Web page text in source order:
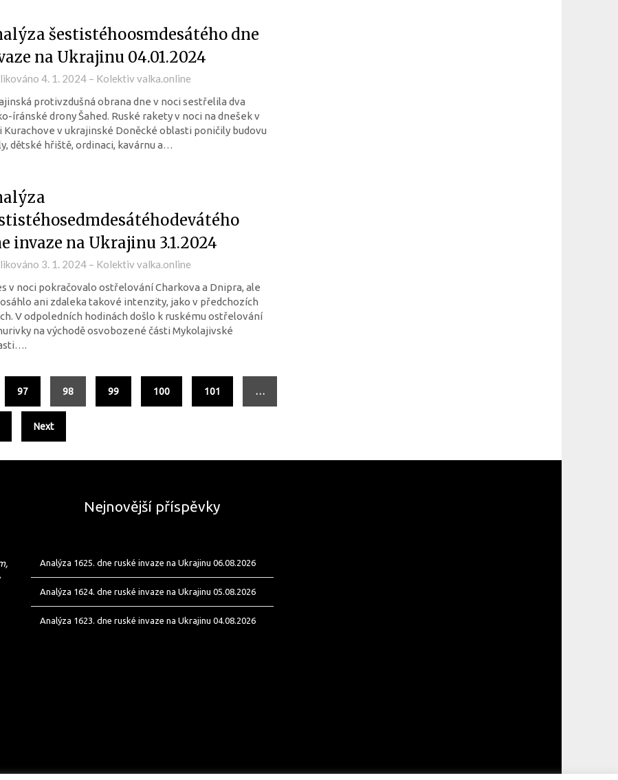
šestistéhoosmdesátého dne
na Ukrajinu 04.01.2024
4. 1. 2024– Kolektiv valka.online
protivzdušná obrana dne v noci sestřelila dva
íránské drony Šahed. Ruské rakety v noci na dnešek v
Kurachove v ukrajinské Doněcké oblasti poničily budovu
dětské hřiště, ordinaci, kavárnu a…
invaze na Ukrajinu 3.1.2024
3. 1. 2024– Kolektiv valka.online
v noci pokračovalo ostřelování Charkova a Dnipra, ale
ani zdaleka takové intenzity, jako v předchozích
V odpoledních hodinách došlo k ruskému ostřelování
na východě osvobozené části Mykolajivské
97 98 99 100 101 …
Next
Nejnovější příspěvky
Analýza 1625. dne ruské invaze na Ukrajinu 06.08.2026
Analýza 1624. dne ruské invaze na Ukrajinu 05.08.2026
Analýza 1623. dne ruské invaze na Ukrajinu 04.08.2026